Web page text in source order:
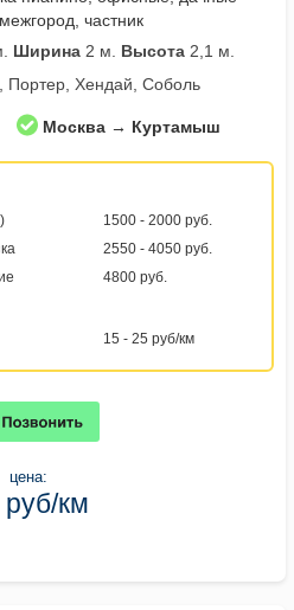
частник
Ширина 2 м. Высота 2,1 м.
Портер, Хендай, Соболь
Москва → Куртамыш
1500 - 2000 руб.
2550 - 4050 руб.
4800 руб.
15 - 25 руб/км
цена:
руб/км